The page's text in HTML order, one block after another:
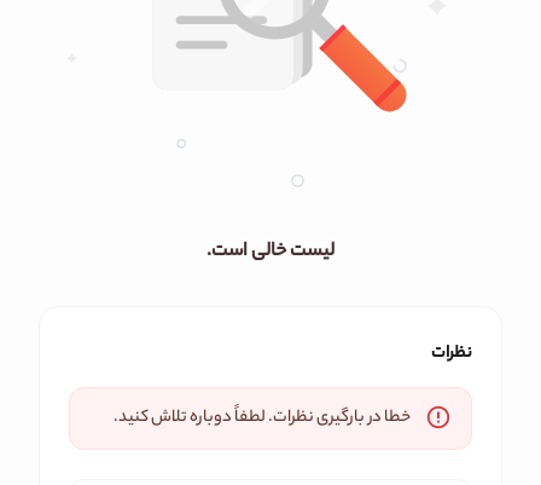
لیست خالی است.
نظرات
خطا در بارگیری نظرات. لطفاً دوباره تلاش کنید.